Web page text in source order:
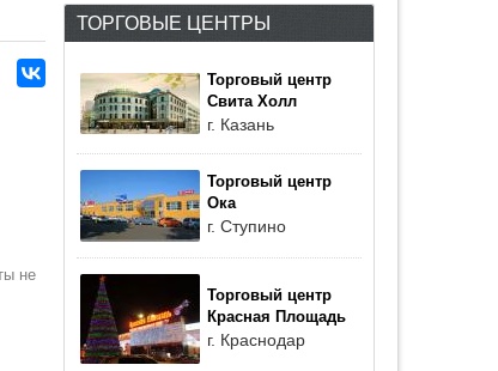
не
ТОРГОВЫЕ ЦЕНТРЫ
Торговый центр
Свита Холл
г. Казань
Торговый центр
Ока
г. Ступино
Торговый центр
Красная Площадь
г. Краснодар